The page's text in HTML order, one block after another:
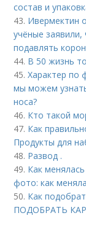
состав и
43. Ивермектин
учёные
подавлять
44. В 50 жизнь
45.Характер по
мы можем
носа?
46. Кто такой
47. Как
Продукты для
48. Развод .
49. Как
фото: как
50. Как
ПОДОБРАТЬ